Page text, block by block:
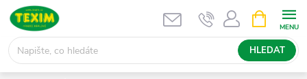
Přejít
obsah
HLEDAT
NÁKUPNÍ
KOŠÍK